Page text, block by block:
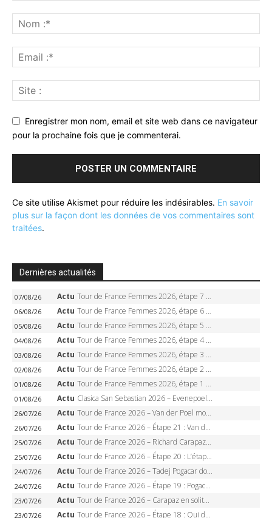
Enregistrer mon nom, email et site web dans ce navigateur
pour la prochaine fois que je commenterai.
Ce site utilise Akismet pour réduire les indésirables. En savoir
plus sur la façon dont les données de vos commentaires sont
traitées.
Dernières actualités
07/08/26 Actu Tour de France Femmes 2026, étape 7 – Kasia Niewiadoma gagne le Ventoux, maillot jaune, Reusser et Vollering piégées
06/08/26 Actu Tour de France Femmes 2026, étape 6 – Kim Le Court-Pienaar gagne à Tournon, Reusser en jaune
05/08/26 Actu Tour de France Femmes 2026, étape 5 – Demi Vollering gagne à Belleville, Reusser en jaune, Ferrand-Prévot coule
04/08/26 Actu Tour de France Femmes 2026, étape 4 – Marlen Reusser écrase le chrono, Ferrand-Prévot en crise
03/08/26 Actu Tour de France Femmes 2026, étape 3 – Sigrid Haugset en solitaire, 88 km d’échappée, maillot jaune
02/08/26 Actu Tour de France Femmes 2026, étape 2 – Lorena Wiebes doublé à Genève, Markus héroïque, 7e record
01/08/26 Actu Tour de France Femmes 2026, étape 1 – Lorena Wiebes intouchable à Lausanne, premier maillot jaune
01/08/26 Actu Clasica San Sebastian 2026 – Evenepoel recordman, 4e victoire, Carapaz battu au sprint
26/07/26 Actu Tour de France 2026 – Van der Poel monumental à Paris, Pogacar égale le record des cinq sacres
26/07/26 Actu Tour de France 2026 – Étape 21 : Van der Poel, Pogacar, qui succédera à Wout van Aert sur les Champs-Elysées ?
25/07/26 Actu Tour de France 2026 – Richard Carapaz roi des Alpes, doublé et maillot à pois, Seixas perd le podium
25/07/26 Actu Tour de France 2026 – Étape 20 : L’étape reine, Galibier, Sarenne, Alpe d’Huez, qui succédera à Pogacar ?
24/07/26 Actu Tour de France 2026 – Tadej Pogacar dompte l’Alpe d’Huez, 5e victoire, record de Pantani pulvérisé
24/07/26 Actu Tour de France 2026 – Étape 19 : Pogacar peut-il enfin dompter l’Alpe d’Huez ?
23/07/26 Actu Tour de France 2026 – Carapaz en solitaire à Orcières-Merlette, Paret-Peintre à un point du maillot à pois
23/07/26 Actu Tour de France 2026 – Étape 18 : Qui domptera Orcières-Merlette, première marche vers l’Alpe d’Huez ?